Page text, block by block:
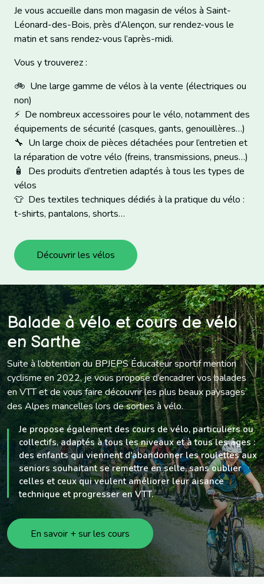
Je vous accueille dans mon magasin de vélos à Saint-
Léonard-des-Bois, près d’Alençon, sur rendez-vous le
matin et sans rendez-vous l’après-midi.
Vous y trouverez :
🚲 Une large gamme de vélos à la vente (électriques ou
non)
⚡ De nombreux accessoires pour le vélo, notamment des
équipements de sécurité (casques, gants, genouillères…)
🔧 Un large choix de pièces détachées pour l’entretien et
la réparation de votre vélo (freins, transmissions, pneus…)
🧴 Des produits d’entretien adaptés à tous les types de
vélos
👕 Des textiles techniques dédiés à la pratique du vélo :
t-shirts, pantalons, shorts…
Découvrir les vélos
Balade à vélo et cours de vélo
en Sarthe
Suite à l’obtention du BPJEPS Éducateur sportif mention
cyclisme en 2022, je vous propose d’encadrer vos balades
en VTT et de vous faire découvrir les plus beaux paysages
des Alpes mancelles lors de sorties à vélo.
Je propose également des cours de vélo, particuliers ou
collectifs, adaptés à tous les niveaux et à tous les âges :
des enfants qui viennent d’abandonner les roulettes aux
seniors souhaitant se remettre en selle, sans oublier
celles et ceux qui veulent améliorer leur aisance
technique et progresser en VTT.
En savoir + sur les cours